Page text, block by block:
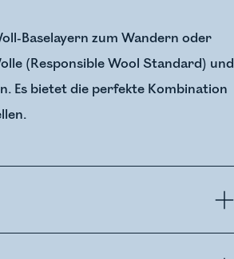
Baselayern zum Wandern oder
(Responsible Wool Standard) und
Es bietet die perfekte Kombination